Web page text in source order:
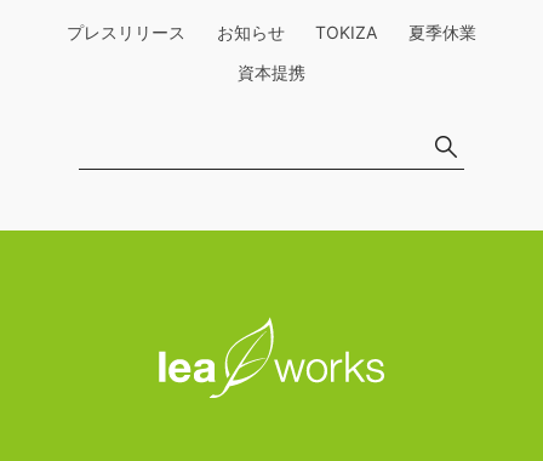
プレスリリース お知らせ TOKIZA
夏季休業
資本提携